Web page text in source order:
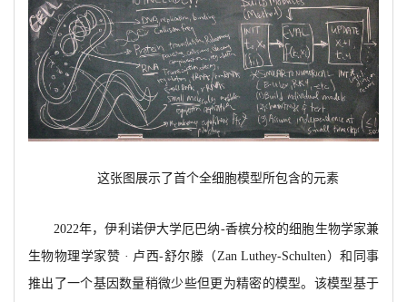
这张图展示了首个全细胞模型所包含的元素
2022年，伊利诺伊大学厄巴纳-香槟分校的细胞生物学家兼
生物物理学家赞 · 卢西-舒尔滕（Zan Luthey-Schulten）和同事
推出了一个基因数量稍微少些但更为精密的模型。该模型基于